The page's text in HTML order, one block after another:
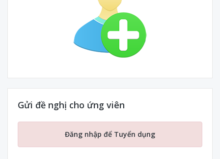
Gửi đề nghị cho ứng viên
Đăng nhập để Tuyển dụng